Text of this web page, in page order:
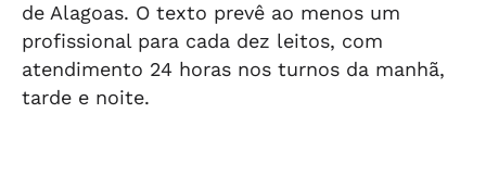
de Alagoas. O texto prevê ao menos um
profissional para cada dez leitos, com
atendimento 24 horas nos turnos da manhã,
tarde e noite.